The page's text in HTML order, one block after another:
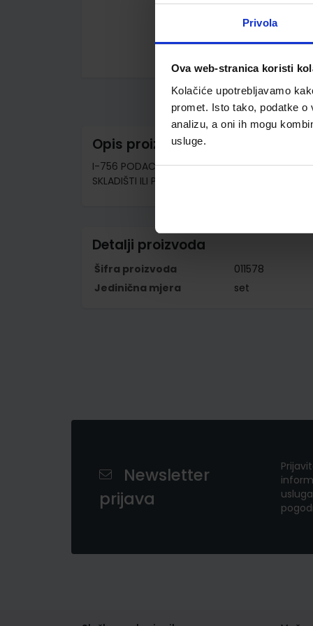
Privola
Ova web-stranica koristi
Kolačiće upotrebljavamo
promet. Isto tako, podatke
analizu, a oni ih mogu
usluge.
gallery
Opis proizvoda
I-756 PODACI O UVJETIMA ZA SKLADIŠTENJE
SKLADIŠTI ILI PRETAČE BENZIN (Obrazac
Detalji proizvoda
Šifra proizvoda
011578
Jedinična mjera
set
Newsletter
prijava